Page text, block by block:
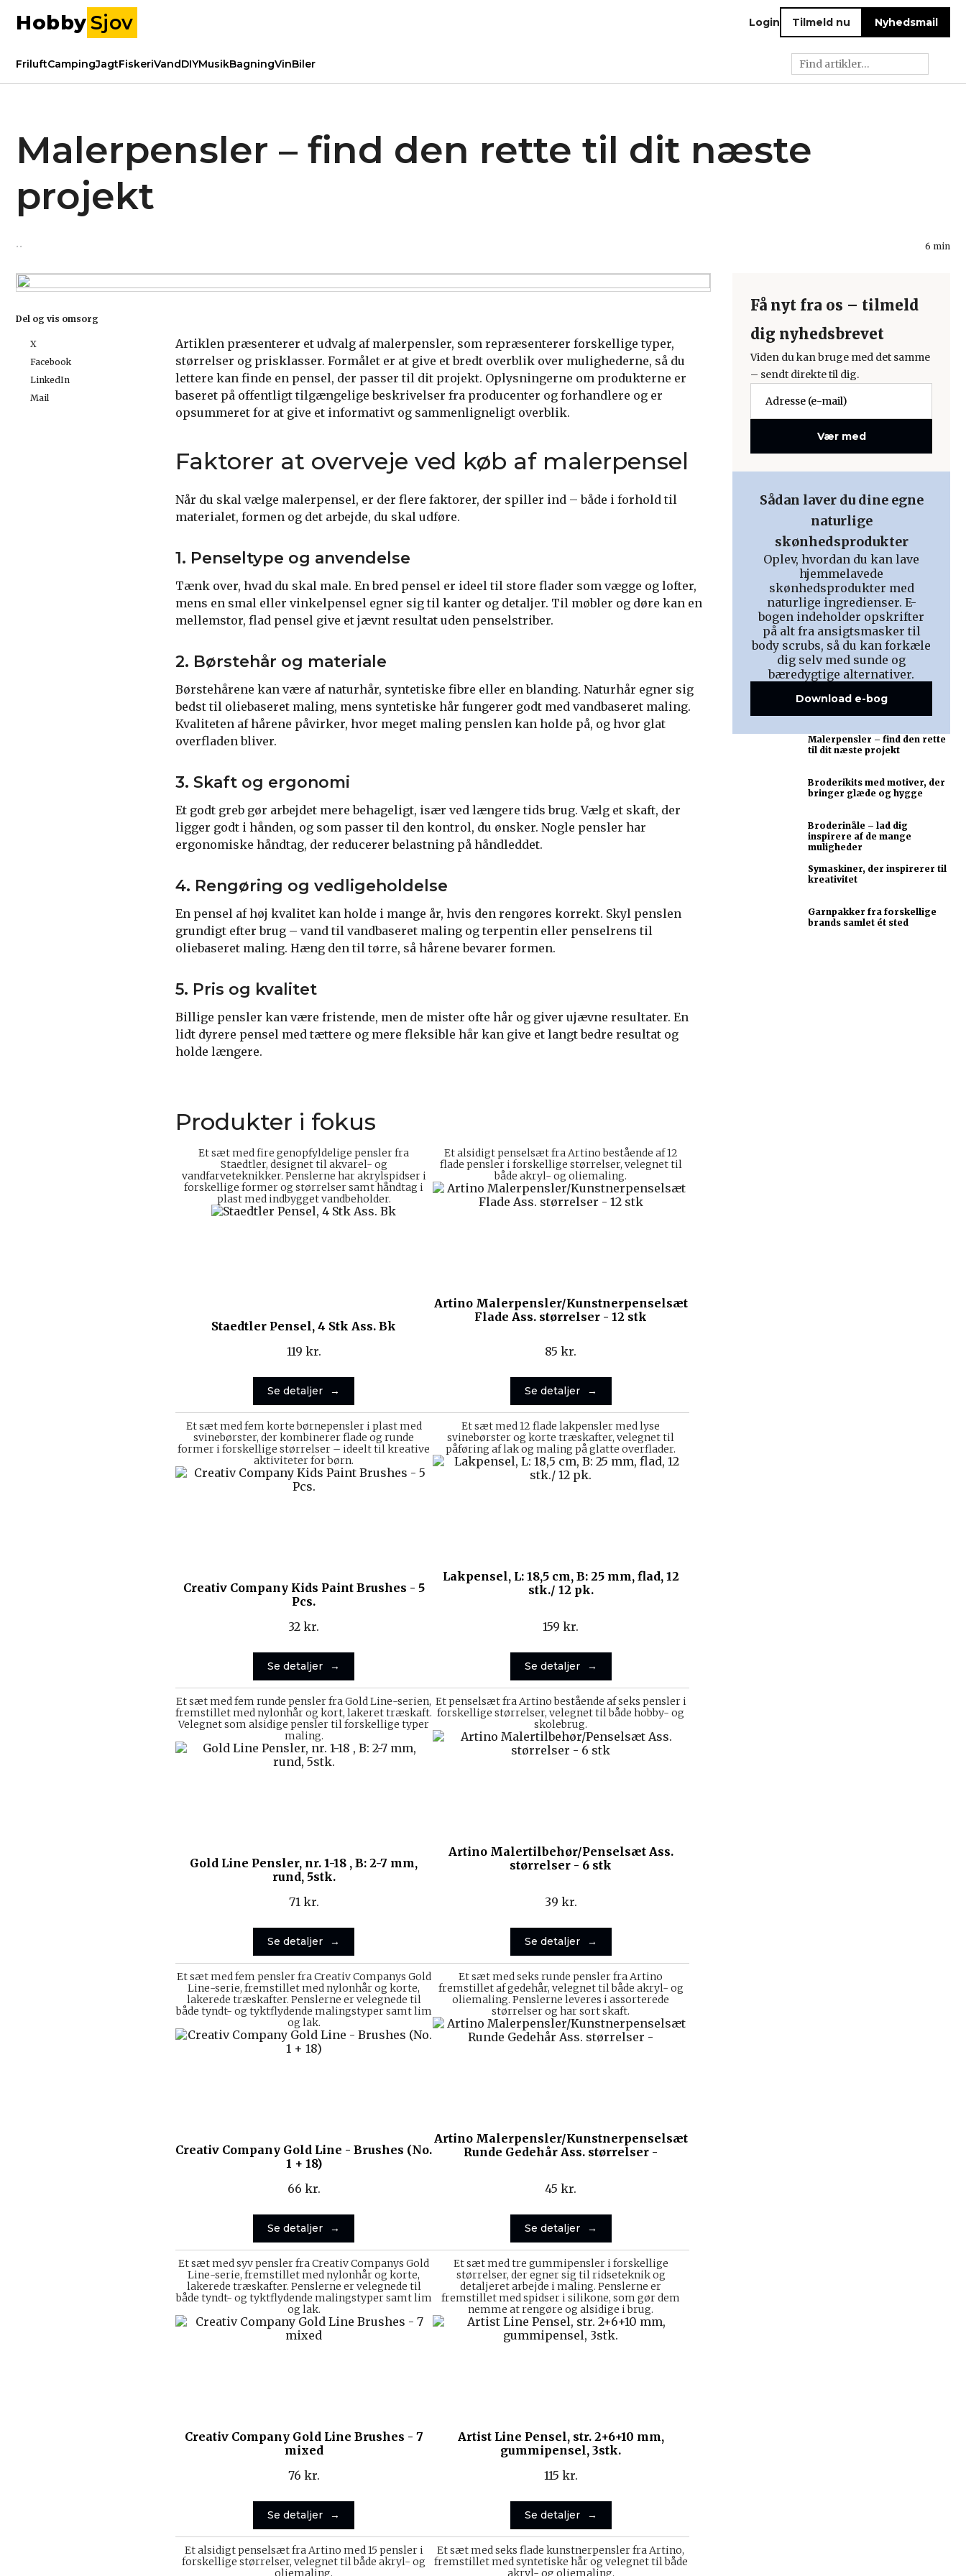
HobbySjov Login Tilmeld nu Nyhedsmail
FriluftCampingJagtFiskeriVandDIYMusikBagningVinBiler
Malerpensler – find den rette til dit næste
projekt
6 min
Artiklen præsenterer et udvalg af malerpensler, som repræsenterer forskellige typer,
størrelser og prisklasser. Formålet er at give et bredt overblik over mulighederne, så du
lettere kan finde en pensel, der passer til dit projekt. Oplysningerne om produkterne er
baseret på offentligt tilgængelige beskrivelser fra producenter og forhandlere og er
opsummeret for at give et informativt og sammenligneligt overblik.
Faktorer at overveje ved køb af malerpensel
Når du skal vælge malerpensel, er der flere faktorer, der spiller ind – både i forhold til
materialet, formen og det arbejde, du skal udføre.
1. Penseltype og anvendelse
Tænk over, hvad du skal male. En bred pensel er ideel til store flader som vægge og lofter,
mens en smal eller vinkelpensel egner sig til kanter og detaljer. Til møbler og døre kan en
mellemstor, flad pensel give et jævnt resultat uden penselstriber.
2. Børstehår og materiale
Børstehårene kan være af naturhår, syntetiske fibre eller en blanding. Naturhår egner sig
bedst til oliebaseret maling, mens syntetiske hår fungerer godt med vandbaseret maling.
Kvaliteten af hårene påvirker, hvor meget maling penslen kan holde på, og hvor glat
overfladen bliver.
3. Skaft og ergonomi
Et godt greb gør arbejdet mere behageligt, især ved længere tids brug. Vælg et skaft, der
ligger godt i hånden, og som passer til den kontrol, du ønsker. Nogle pensler har
ergonomiske håndtag, der reducerer belastning på håndleddet.
4. Rengøring og vedligeholdelse
En pensel af høj kvalitet kan holde i mange år, hvis den rengøres korrekt. Skyl penslen
grundigt efter brug – vand til vandbaseret maling og terpentin eller penselrens til
oliebaseret maling. Hæng den til tørre, så hårene bevarer formen.
5. Pris og kvalitet
Billige pensler kan være fristende, men de mister ofte hår og giver ujævne resultater. En
lidt dyrere pensel med tættere og mere fleksible hår kan give et langt bedre resultat og
holde længere.
Produkter i fokus
Staedtler Pensel, 4 Stk Ass. Bk
Et sæt med fire genopfyldelige pensler fra
Staedtler, designet til akvarel- og
vandfarveteknikker. Penslerne har akrylspidser i
forskellige former og størrelser samt håndtag i
plast med indbygget vandbeholder.
119 kr.
Se detaljer
Artino Malerpensler/Kunstnerpenselsæt
Flade Ass. størrelser - 12 stk
Et alsidigt penselsæt fra Artino bestående af 12
flade pensler i forskellige størrelser, velegnet til
både akryl- og oliemaling.
85 kr.
Se detaljer
Creativ Company Kids Paint Brushes - 5
Pcs.
Et sæt med fem korte børnepensler i plast med
svinebørster, der kombinerer flade og runde
former i forskellige størrelser – ideelt til kreative
aktiviteter for børn.
32 kr.
Se detaljer
Lakpensel, L: 18,5 cm, B: 25 mm, flad, 12
stk./ 12 pk.
Et sæt med 12 flade lakpensler med lyse
svinebørster og korte træskafter, velegnet til
påføring af lak og maling på glatte overflader.
159 kr.
Se detaljer
Gold Line Pensler, nr. 1-18 , B: 2-7 mm,
rund, 5stk.
Et sæt med fem runde pensler fra Gold Line-serien,
fremstillet med nylonhår og kort, lakeret træskaft.
Velegnet som alsidige pensler til forskellige typer
maling.
71 kr.
Se detaljer
Artino Malertilbehør/Penselsæt Ass.
størrelser - 6 stk
Et penselsæt fra Artino bestående af seks pensler i
forskellige størrelser, velegnet til både hobby- og
skolebrug.
39 kr.
Se detaljer
Creativ Company Gold Line - Brushes (No.
1 + 18)
Et sæt med fem pensler fra Creativ Companys Gold
Line-serie, fremstillet med nylonhår og korte,
lakerede træskafter. Penslerne er velegnede til
både tyndt- og tyktflydende malingstyper samt lim
og lak.
66 kr.
Se detaljer
Artino Malerpensler/Kunstnerpenselsæt
Runde Gedehår Ass. størrelser -
Et sæt med seks runde pensler fra Artino
fremstillet af gedehår, velegnet til både akryl- og
oliemaling. Penslerne leveres i assorterede
størrelser og har sort skaft.
45 kr.
Se detaljer
Creativ Company Gold Line Brushes - 7
mixed
Et sæt med syv pensler fra Creativ Companys Gold
Line-serie, fremstillet med nylonhår og korte,
lakerede træskafter. Penslerne er velegnede til
både tyndt- og tyktflydende malingstyper samt lim
og lak.
76 kr.
Se detaljer
Artist Line Pensel, str. 2+6+10 mm,
gummipensel, 3stk.
Et sæt med tre gummipensler i forskellige
størrelser, der egner sig til ridseteknik og
detaljeret arbejde i maling. Penslerne er
fremstillet med spidser i silikone, som gør dem
nemme at rengøre og alsidige i brug.
115 kr.
Se detaljer
Et alsidigt penselsæt fra Artino med 15 pensler i
forskellige størrelser, velegnet til både akryl- og
oliemaling.
Et sæt med seks flade kunstnerpensler fra Artino,
fremstillet med syntetiske hår og velegnet til både
akryl- og oliemaling.
Del og vis omsorg
X
Facebook
LinkedIn
Mail
Få nyt fra os – tilmeld
dig nyhedsbrevet
Viden du kan bruge med det samme
– sendt direkte til dig.
Vær med
Sådan laver du dine egne
naturlige
skønhedsprodukter
Oplev, hvordan du kan lave
hjemmelavede
skønhedsprodukter med
naturlige ingredienser. E-
bogen indeholder opskrifter
på alt fra ansigtsmasker til
body scrubs, så du kan forkæle
dig selv med sunde og
bæredygtige alternativer.
Download e-bog
Malerpensler – find den rette
til dit næste projekt
Broderikits med motiver, der
bringer glæde og hygge
Broderinåle – lad dig
inspirere af de mange
muligheder
Symaskiner, der inspirerer til
kreativitet
Garnpakker fra forskellige
brands samlet ét sted